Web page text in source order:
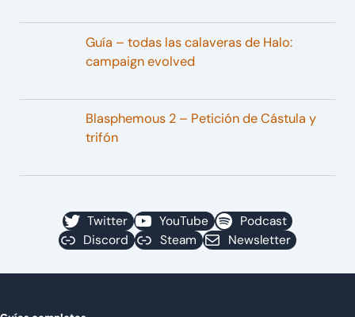
Guía – todas las calaveras de Halo:
campaign evolved
Blasphemous 2 – Petición de Cástula y
trifón
Twitter YouTube
Podcast
Discord
Steam Newsletter